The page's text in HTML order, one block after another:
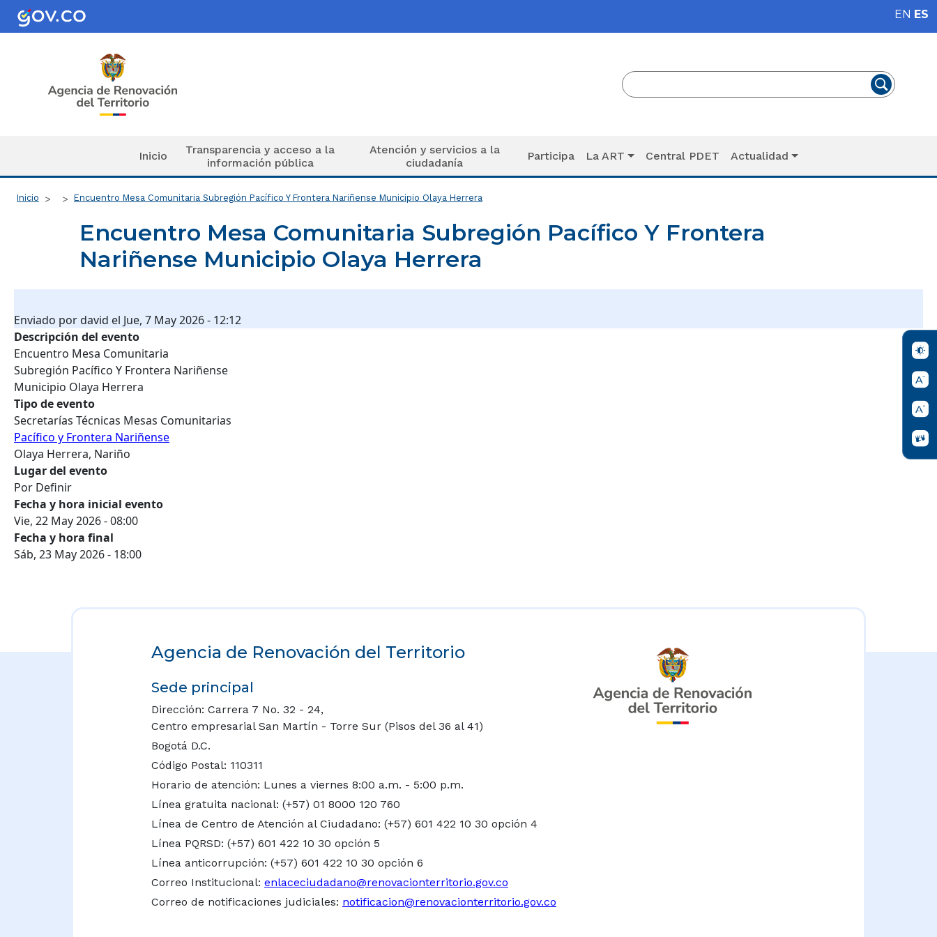
Pasar al contenido principal EN ES
Navegación principal
Inicio
Transparencia y acceso a la
información pública
Atención y servicios a la
ciudadanía
Participa La ART Central PDET Actualidad
Ruta de navegación
Inicio Encuentro Mesa Comunitaria Subregión Pacífico Y Frontera Nariñense Municipio Olaya Herrera
Encuentro Mesa Comunitaria Subregión Pacífico Y Frontera
Nariñense Municipio Olaya Herrera
Enviado pordavid el Jue, 7 May 2026 - 12:12
Descripción del evento
Encuentro Mesa Comunitaria
Subregión Pacífico Y Frontera Nariñense
Municipio Olaya Herrera
Tipo de evento
Secretarías Técnicas Mesas Comunitarias
Pacífico y Frontera Nariñense
Olaya Herrera, Nariño
Lugar del evento
Por Definir
Fecha y hora inicial evento
Vie, 22 May 2026 - 08:00
Fecha y hora final
Sáb, 23 May 2026 - 18:00
Agencia de Renovación del Territorio
Sede principal
Dirección: Carrera 7 No. 32 - 24,
Centro empresarial San Martín - Torre Sur (Pisos del 36 al 41)
Bogotá D.C.
Código Postal: 110311
Horario de atención: Lunes a viernes 8:00 a.m. - 5:00 p.m.
Línea gratuita nacional: (+57) 01 8000 120 760
Línea de Centro de Atención al Ciudadano: (+57) 601 422 10 30 opción 4
Línea PQRSD: (+57) 601 422 10 30 opción 5
Línea anticorrupción: (+57) 601 422 10 30 opción 6
Correo Institucional: enlaceciudadano@renovacionterritorio.gov.co
Correo de notificaciones judiciales: notificacion@renovacionterritorio.gov.co